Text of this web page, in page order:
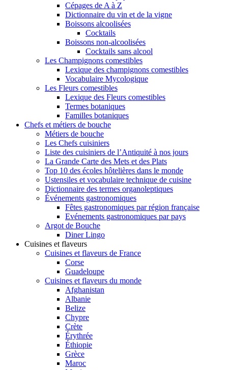
Cépages de A à Z
Dictionnaire du vin et de la vigne
Boissons alcoolisées
Cocktails
Boissons non-alcoolisées
Cocktails sans alcool
Les Champignons comestibles
Lexique des champignons comestibles
Vocabulaire Mycologique
Les Fleurs comestibles
Lexique des Fleurs comestibles
Termes botaniques
Familles botaniques
Chefs et métiers de bouche
Métiers de bouche
Les Chefs cuisiniers
Liste des cuisiniers de l’Antiquité à nos jours
La Grande Carte des Mets et des Plats
Top 10 des écoles hôtelières dans le monde
Ustensiles et vocabulaire technique de cuisine
Dictionnaire des termes organoleptiques
Événements gastronomiques
Fêtes gastronomiques par région française
Evénements gastronomiques par pays
Argot de Bouche
Diner Lingo
Cuisines et flaveurs
Cuisines et flaveurs de France
Corse
Guadeloupe
Cuisines et flaveurs du monde
Afghanistan
Albanie
Belize
Chypre
Crète
Érythrée
Éthiopie
Grèce
Maroc